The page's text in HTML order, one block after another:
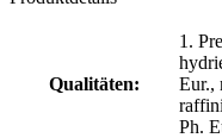
Qualitäten:
1.
Eur.,
Ph.